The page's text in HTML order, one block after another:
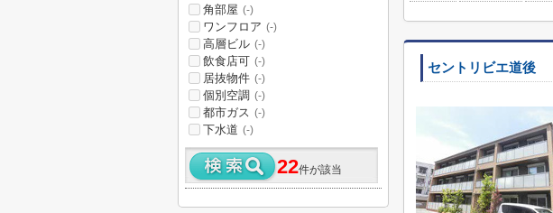
セントリビエ道後
角部屋 (-)
ワンフロア (-)
高層ビル (-)
飲食店可 (-)
居抜物件 (-)
個別空調 (-)
都市ガス (-)
下水道 (-)
22件が該当